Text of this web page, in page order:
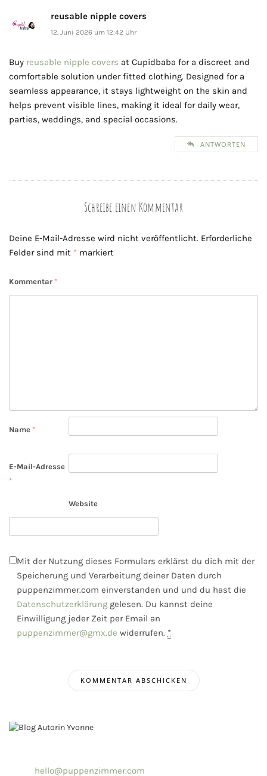
reusable nipple covers
12. Juni 2026 um 12:42 Uhr
Buy reusable nipple covers at Cupidbaba for a discreet and
comfortable solution under fitted clothing. Designed for a
seamless appearance, it stays lightweight on the skin and
helps prevent visible lines, making it ideal for daily wear,
parties, weddings, and special occasions.
ANTWORTEN
Schreibe einen Kommentar
Deine E-Mail-Adresse wird nicht veröffentlicht. Erforderliche
Felder sind mit * markiert
Kommentar *
Name *
E-Mail-Adresse
*
Website
Mit der Nutzung dieses Formulars erklärst du dich mit der
Speicherung und Verarbeitung deiner Daten durch
puppenzimmer.com einverstanden und und du hast die
Datenschutzerklärung gelesen. Du kannst deine
Einwilligung jeder Zeit per Email an
puppenzimmer@gmx.de widerrufen. *
hello@puppenzimmer.com